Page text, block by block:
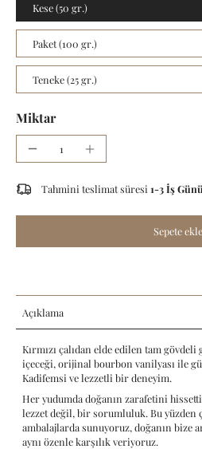
Kese (50 gr.)
Paket (100 gr.)
Teneke (25 gr.)
Miktar
Tahmini teslimat süresi 1-3 İş Günü
Sepete ekle
Açıklama
Kırmızı çalıdan elde edilen tam
içeceği, orijinal bourbon vanilyası ile
Kadifemsi ve lezzetli bir deneyim.
Her yudumda doğanın zarafetini
lezzet değil, bir sorumluluk. Bu yüzden
ambalajlarda sunuyoruz, doğanın bize
aynı özenle karşılık veriyoruz.